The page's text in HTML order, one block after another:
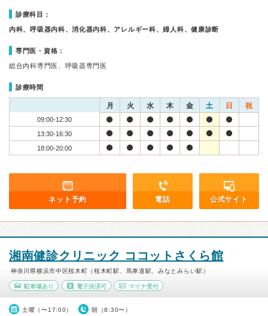
診療科目：
内科、呼吸器内科、消化器内科、アレルギー科、婦人科、健康診断
専門医・資格：
総合内科専門医、呼吸器専門医
診療時間
月 火 水 木 金 土 日 祝
09:00-12:30
13:30-16:30
18:00-20:00
ネット予約 電話 公式サイト
湘南健診クリニック ココットさくら館
神奈川県横浜市中区桜木町（桜木町駅、馬車道駅、みなとみらい駅）
駐車場あり 電子決済可 マイナ受付
土曜（〜17:00） 朝（8:30〜）